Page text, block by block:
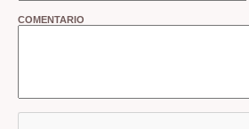
COMENTARIO